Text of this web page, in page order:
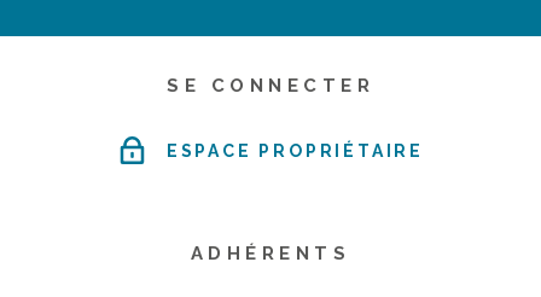
SE CONNECTER
ESPACE PROPRIÉTAIRE
ADHÉRENTS